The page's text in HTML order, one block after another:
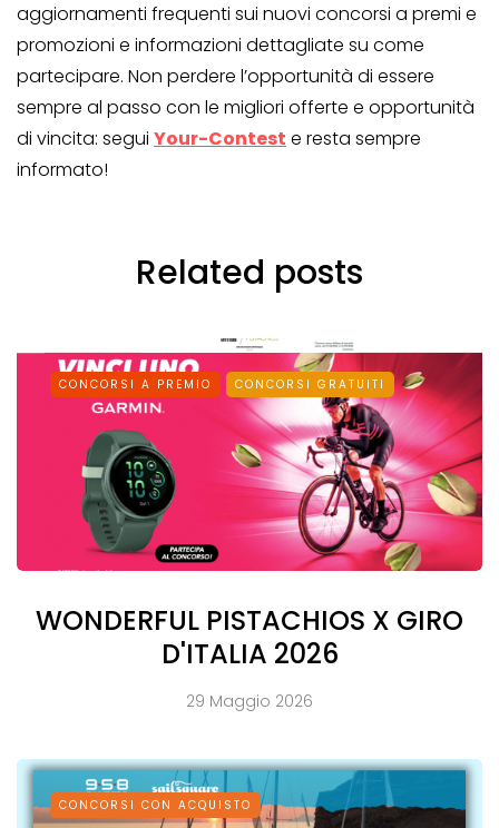
aggiornamenti frequenti sui nuovi concorsi a premi e
promozioni e informazioni dettagliate su come
partecipare. Non perdere l’opportunità di essere
sempre al passo con le migliori offerte e opportunità
di vincita: segui Your-Contest e resta sempre
informato!
Related posts
CONCORSI A PREMIO CONCORSI GRATUITI
WONDERFUL PISTACHIOS X GIRO
D'ITALIA 2026
29 Maggio 2026
CONCORSI CON ACQUISTO